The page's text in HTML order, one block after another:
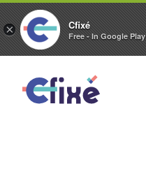
× Cfixé
Free - In Google Play